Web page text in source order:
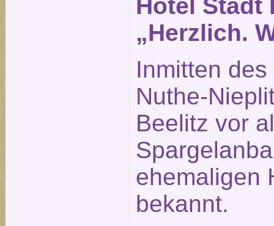
Hotel Stadt
„Herzlich.
Inmitten
Nuthe-
Beelitz vor
ehemaligen
bekannt.